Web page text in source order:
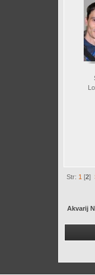
Str: 1 [2]
Akvarij